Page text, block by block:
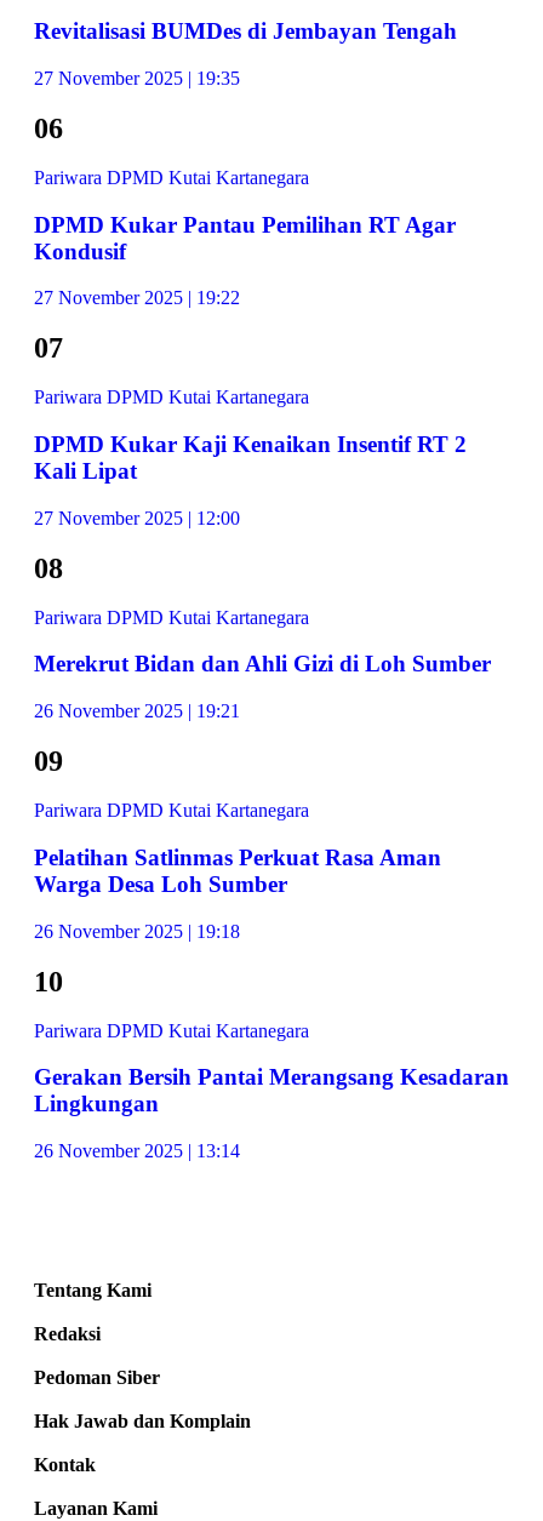
Revitalisasi BUMDes di Jembayan Tengah
27 November 2025 | 19:35
06
Pariwara DPMD Kutai Kartanegara
DPMD Kukar Pantau Pemilihan RT Agar
Kondusif
27 November 2025 | 19:22
07
Pariwara DPMD Kutai Kartanegara
DPMD Kukar Kaji Kenaikan Insentif RT 2
Kali Lipat
27 November 2025 | 12:00
08
Pariwara DPMD Kutai Kartanegara
Merekrut Bidan dan Ahli Gizi di Loh Sumber
26 November 2025 | 19:21
09
Pariwara DPMD Kutai Kartanegara
Pelatihan Satlinmas Perkuat Rasa Aman
Warga Desa Loh Sumber
26 November 2025 | 19:18
10
Pariwara DPMD Kutai Kartanegara
Gerakan Bersih Pantai Merangsang Kesadaran
Lingkungan
26 November 2025 | 13:14
Tentang Kami
Redaksi
Pedoman Siber
Hak Jawab dan Komplain
Kontak
Layanan Kami